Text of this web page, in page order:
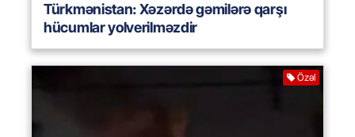
Türkmənistan: Xəzərdə gəmilərə qarşı
hücumlar yolverilməzdir
Özəl